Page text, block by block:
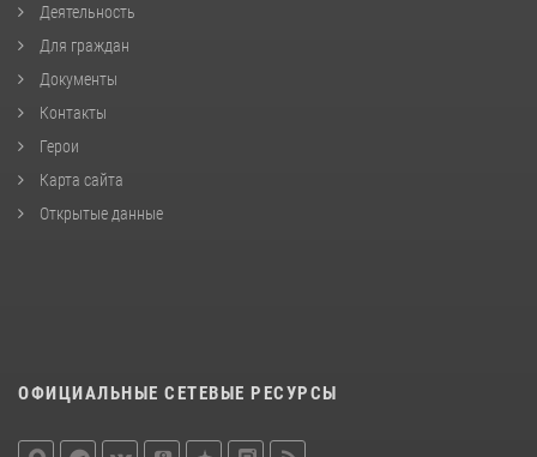
Деятельность
Для граждан
Документы
Контакты
Герои
Карта сайта
Открытые данные
ОФИЦИАЛЬНЫЕ СЕТЕВЫЕ РЕСУРСЫ